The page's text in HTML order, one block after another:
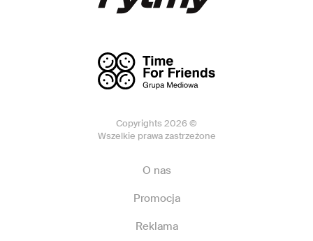
Copyrights 2026 ©
Wszelkie prawa zastrzeżone
O nas
Promocja
Reklama